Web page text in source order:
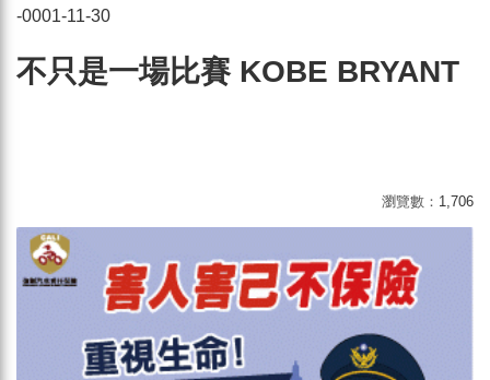
-0001-11-30
不只是一場比賽 KOBE BRYANT
瀏覽數： 1,706